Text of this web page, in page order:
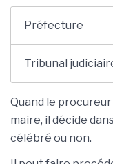
Préfecture
Tribunal
Quand le
maire, il décide
célébré ou non.